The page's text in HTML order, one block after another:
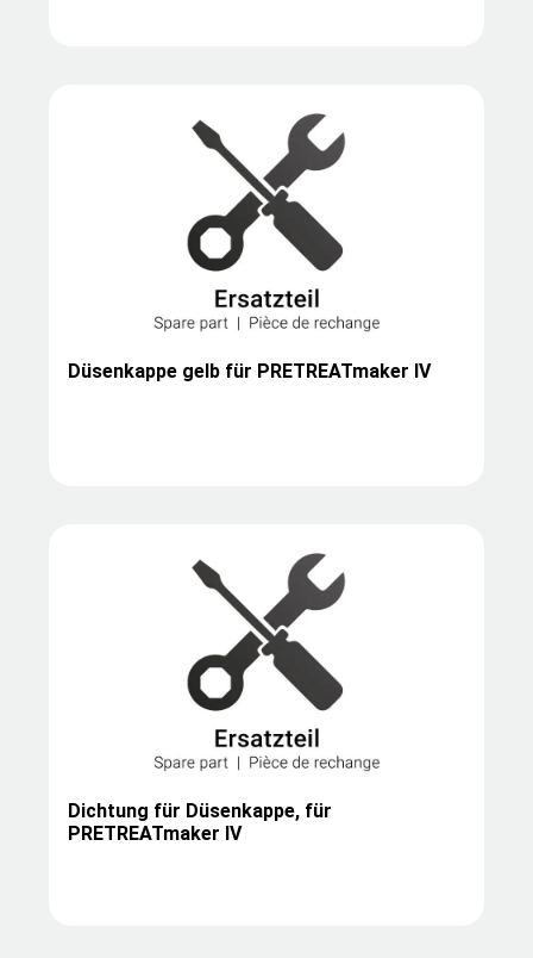
Düsenkappe gelb für PRETREATmaker IV
Dichtung für Düsenkappe, für
PRETREATmaker IV